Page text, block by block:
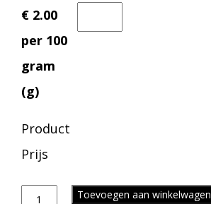
€ 2.00
per 100
gram
(g)
Product
Prijs
Toevoegen aan winkelwagen